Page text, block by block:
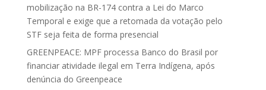
mobilização na BR-174 contra a Lei do Marco
Temporal e exige que a retomada da votação pelo
STF seja feita de forma presencial
GREENPEACE: MPF processa Banco do Brasil por
financiar atividade ilegal em Terra Indígena, após
denúncia do Greenpeace